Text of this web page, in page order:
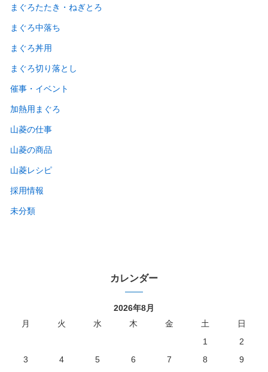
まぐろたたき・ねぎとろ
まぐろ中落ち
まぐろ丼用
まぐろ切り落とし
催事・イベント
加熱用まぐろ
山菱の仕事
山菱の商品
山菱レシピ
採用情報
未分類
カレンダー
2026年8月
月
火 水 木 金 土
日
1
2
3
4 5 6 7 8
9